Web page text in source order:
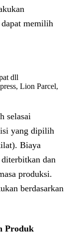
memilih
dll
Lion Parcel,
selasai
yang dipilih
Biaya
dan
produksi.
berdasarkan
Produk